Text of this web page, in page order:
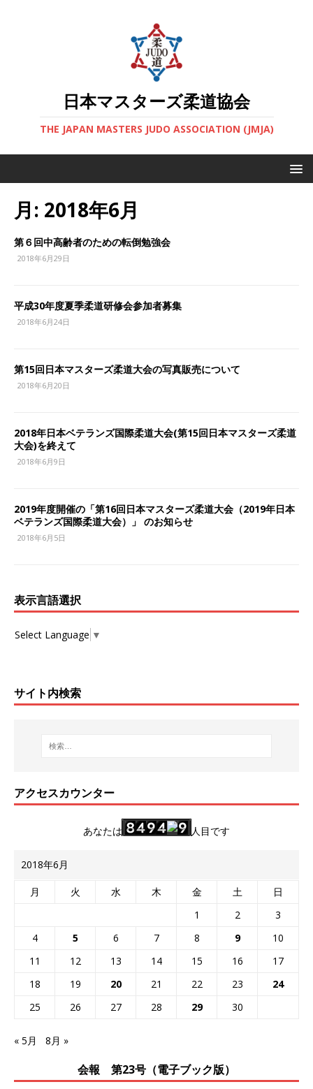
日本マスターズ柔道協会
THE JAPAN MASTERS JUDO ASSOCIATION (JMJA)
月: 2018年6月
第６回中高齢者のための転倒勉強会
2018年6月29日
平成30年度夏季柔道研修会参加者募集
2018年6月24日
第15回日本マスターズ柔道大会の写真販売について
2018年6月20日
2018年日本ベテランズ国際柔道大会(第15回日本マスターズ柔道
大会)を終えて
2018年6月9日
2019年度開催の「第16回日本マスターズ柔道大会（2019年日本
ベテランズ国際柔道大会）」 のお知らせ
2018年6月5日
表示言語選択
Select Language ▼
サイト内検索
アクセスカウンター
あなたは 人目です
2018年6月
月 火 水 木 金 土
日
1
2
3
4
5 6 7 8 9
10
11
12 13 14 15 16
17
18
19 20 21 22 23
24
25
26 27 28 29 30
« 5月 8月 »
会報 第23号（電子ブック版）